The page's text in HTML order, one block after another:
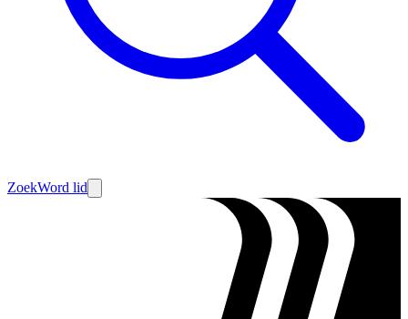
ZoekWord lid